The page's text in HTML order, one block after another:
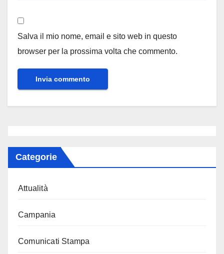
Salva il mio nome, email e sito web in questo
browser per la prossima volta che commento.
Categorie
Attualità
Campania
Comunicati Stampa